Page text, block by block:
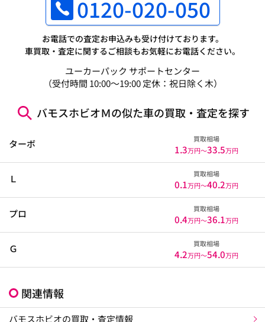
0120-020-050
お電話での査定お申込みも受け付けております。
車買取・査定に関するご相談もお気軽にお電話ください。
ユーカーパック サポートセンター
（受付時間 10:00～19:00 定休：祝日除く木）
バモスホビオＭの似た車の買取・査定を探す
ターボ 買取相場
1.3万円〜33.5万円
Ｌ 買取相場
0.1万円〜40.2万円
プロ 買取相場
0.4万円〜36.1万円
Ｇ 買取相場
4.2万円〜54.0万円
関連情報
バモスホビオの買取・査定情報